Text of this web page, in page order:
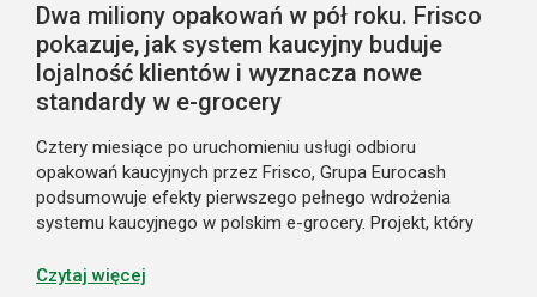
Dwa miliony opakowań w pół roku. Frisco
pokazuje, jak system kaucyjny buduje
lojalność klientów i wyznacza nowe
standardy w e-grocery
Cztery miesiące po uruchomieniu usługi odbioru
opakowań kaucyjnych przez Frisco, Grupa Eurocash
podsumowuje efekty pierwszego pełnego wdrożenia
systemu kaucyjnego w polskim e-grocery. Projekt, który
w nowym systemie, stał się jednocześnie istotnym
Czytaj więcej